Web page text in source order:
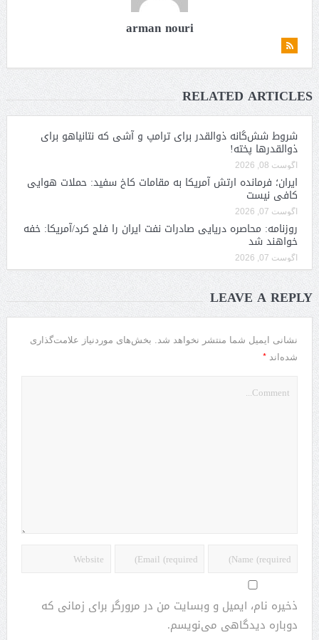
arman nouri
RELATED ARTICLES
شروط شش‌گانه ذوالقدر برای ترامپ و آشی که نتانیاهو برای
ذوالقدرها پخته!
آگوست 08, 2026
ایران؛ فرمانده ارتش آمریکا به مقامات کاخ سفید: حملات هوایی
کافی نیست
آگوست 07, 2026
روزنامه: محاصره دریایی صادرات نفت ایران را فلج کرد/آمریکا: خفه
خواهند شد
آگوست 07, 2026
LEAVE A REPLY
نشانی ایمیل شما منتشر نخواهد شد. بخش‌های موردنیاز علامت‌گذاری
شده‌اند *
ذخیره نام، ایمیل و وبسایت من در مرورگر برای زمانی که
دوباره دیدگاهی می‌نویسم.